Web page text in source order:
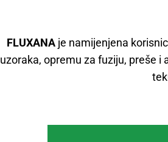
FLUXANA je namijenjena
uzoraka, opremu za fuziju, preše